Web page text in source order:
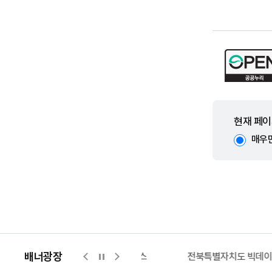
현재 페
매우
배너광장
지적측량바로처리센터 위택스 전북특별자치도 빅데